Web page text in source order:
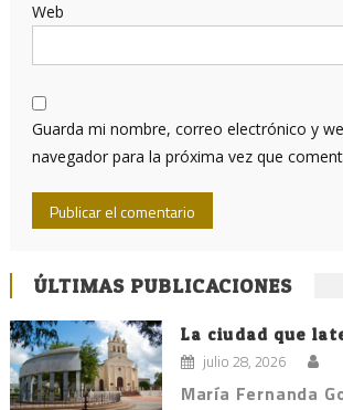
Web
Guarda mi nombre, correo electrónico y
navegador para la próxima vez que
ÚLTIMAS PUBLICACIONES
La ciudad que
julio 28, 2026
María Fernanda